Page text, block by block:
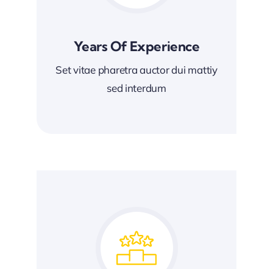
Years Of Experience
Set vitae pharetra auctor dui mattiy
sed interdum